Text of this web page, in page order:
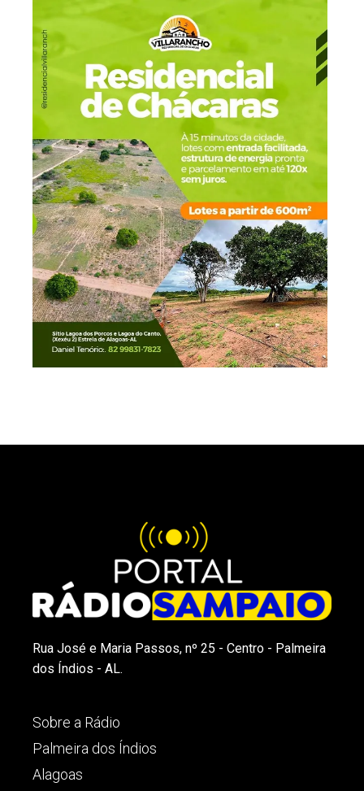
Rua José e Maria Passos, nº 25 - Centro - Palmeira
dos Índios - AL.
Sobre a Rádio
Palmeira dos Índios
Alagoas